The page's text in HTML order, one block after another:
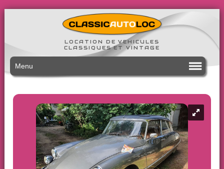
LOCATION DE VEHICULES
CLASSIQUES ET VINTAGE
Menu